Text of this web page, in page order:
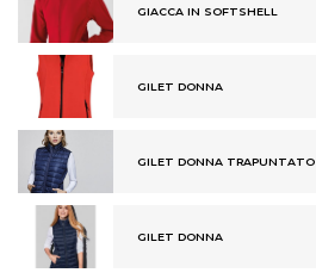
GIACCA IN SOFTSHELL
GILET DONNA
GILET DONNA TRAPUNTATO
GILET DONNA